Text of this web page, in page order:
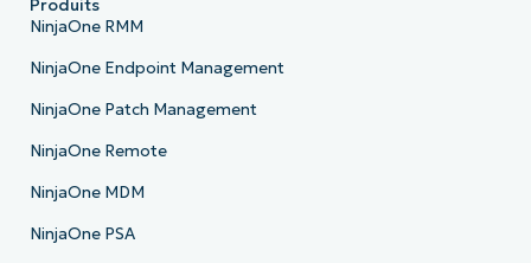
Produits
NinjaOne RMM
NinjaOne Endpoint Management
NinjaOne Patch Management
NinjaOne Remote
NinjaOne MDM
NinjaOne PSA